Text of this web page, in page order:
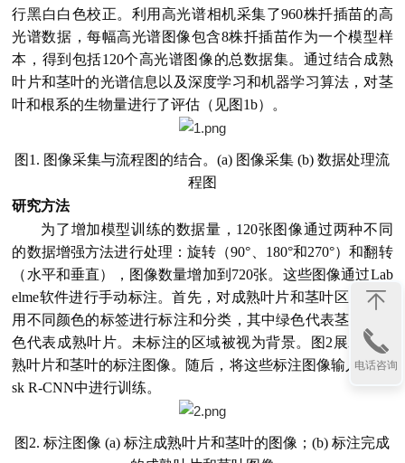
行黑白白色校正。利用高光谱相机采集了960株扦插苗的高
光谱数据，每幅高光谱图像包含8株扦插苗作为一个模型样
本，得到包括120个高光谱图像的总数据集。通过结合成熟
叶片和茎叶的光谱信息以及深度学习和机器学习算法，对茎
叶和根系的生物量进行了评估（见图1b）。
图1. 图像采集与流程图的结合。(a) 图像采集 (b) 数据处理流
程图
研究方法
为了增加模型训练的数据量，120张图像通过两种不同
的数据增强方法进行处理：旋转（90°、180°和270°）和翻转
（水平和垂直），图像数量增加到720张。这些图像通过Lab
elme软件进行手动标注。首先，对成熟叶片和茎叶区域分别
用不同颜色的标签进行标注和分类，其中绿色代表茎叶，红
色代表成熟叶片。未标注的区域被视为背景。图2展示了成
熟叶片和茎叶的标注图像。随后，将这些标注图像输入到Ma
sk R-CNN中进行训练。
图2. 标注图像 (a) 标注成熟叶片和茎叶的图像；(b) 标注完成
电话咨询